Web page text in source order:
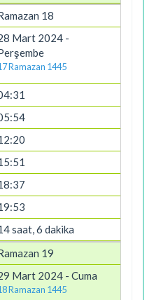
18
Mart 2024 -
Ramazan 1445
saat, 6 dakika
19
Mart 2024 - Cuma
Ramazan 1445